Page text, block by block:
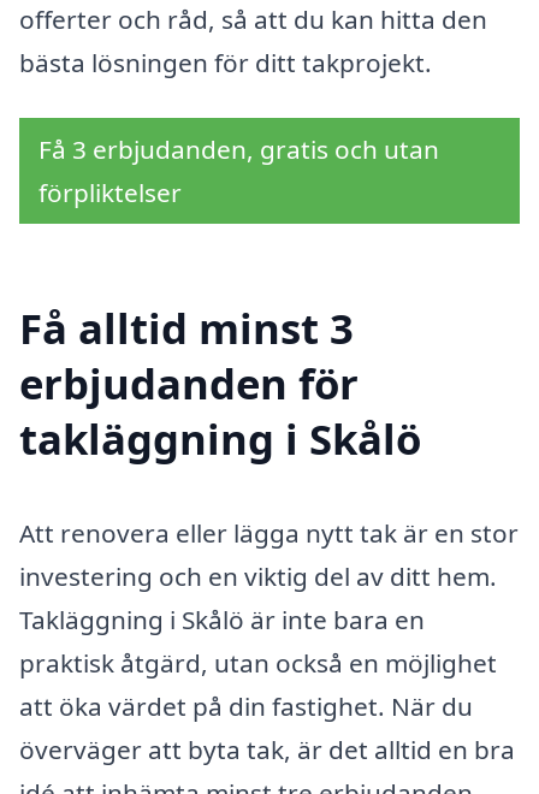
offerter och råd, så att du kan hitta den
bästa lösningen för ditt takprojekt.
Få 3 erbjudanden, gratis och utan
förpliktelser
Få alltid minst 3
erbjudanden för
takläggning i Skålö
Att renovera eller lägga nytt tak är en stor
investering och en viktig del av ditt hem.
Takläggning i Skålö är inte bara en
praktisk åtgärd, utan också en möjlighet
att öka värdet på din fastighet. När du
överväger att byta tak, är det alltid en bra